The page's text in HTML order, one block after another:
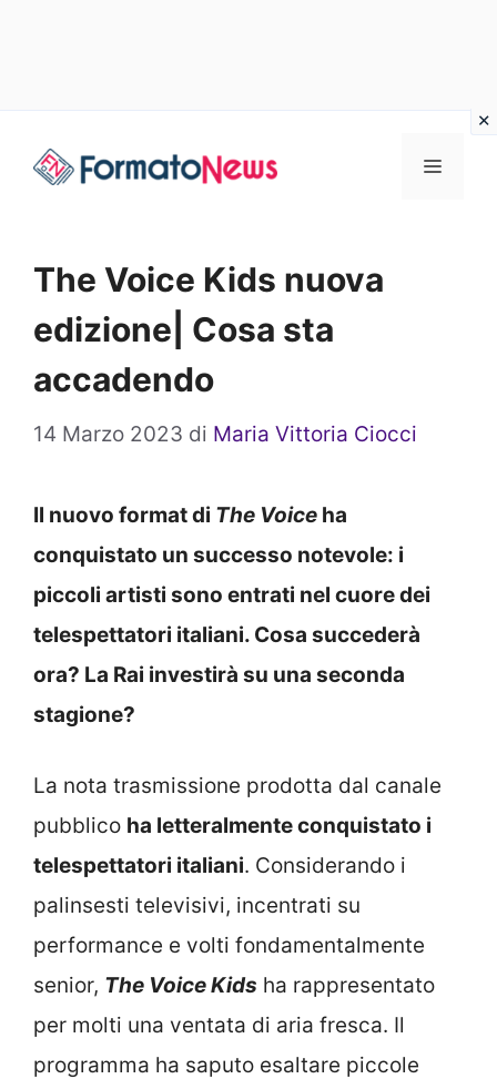
Menu
The Voice Kids nuova
edizione| Cosa sta
accadendo
14 Marzo 2023 di Maria Vittoria Ciocci
Il nuovo format di The Voice ha
conquistato un successo notevole: i
piccoli artisti sono entrati nel cuore dei
telespettatori italiani. Cosa succederà
ora? La Rai investirà su una seconda
stagione?
La nota trasmissione prodotta dal canale
pubblico ha letteralmente conquistato i
telespettatori italiani. Considerando i
palinsesti televisivi, incentrati su
performance e volti fondamentalmente
senior, The Voice Kids ha rappresentato
per molti una ventata di aria fresca. Il
programma ha saputo esaltare piccole